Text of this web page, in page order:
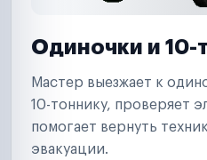
Одиночки и 10-
Мастер выезжает к
10-тоннику, проверяет
помогает вернуть
эвакуации.